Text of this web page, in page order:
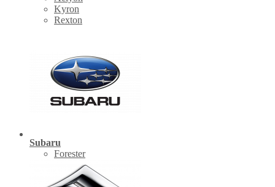
Kyron
Rexton
Subaru
Forester